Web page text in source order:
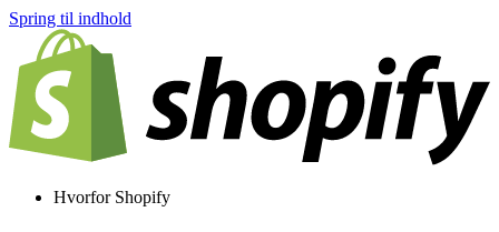
Spring til indhold
Hvorfor Shopify